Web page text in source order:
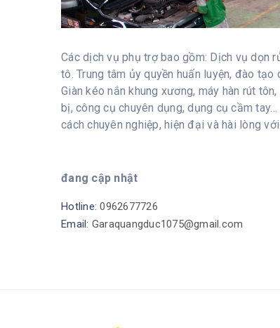
Các dịch vụ phụ trợ bao gồm: Dịch vụ dọn
tô. Trung tâm ủy quyền huấn luyện, đào
Giàn kéo nắn khung xương, máy hàn rút
bị, công cụ chuyên dụng, dụng cụ cầm
cách chuyên nghiệp, hiện đại và hài lòng
đang cập nhật
Hotline:0962677726
Email: Garaquangduc1075@gmail.com